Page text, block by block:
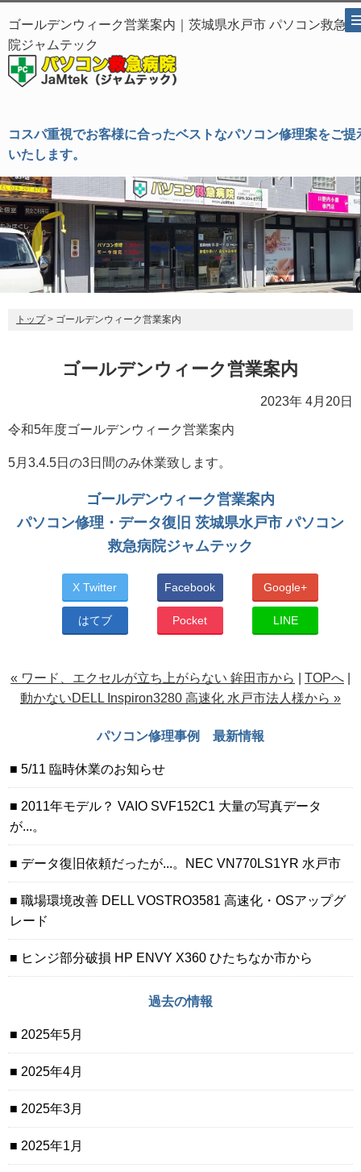
ゴールデンウィーク営業案内｜茨城県水戸市 パソコン救急病
院ジャムテック
コスパ重視でお客様に合ったベストなパソコン修理案をご提
いたします。
トップ> ゴールデンウィーク営業案内
ゴールデンウィーク営業案内
2023年 4月20日
令和5年度ゴールデンウィーク営業案内
5月3.4.5日の3日間のみ休業致します。
ゴールデンウィーク営業案内
パソコン修理・データ復旧 茨城県水戸市 パソコン
救急病院ジャムテック
X Twitter Facebook Google+
はてブ Pocket LINE
« ワード、エクセルが立ち上がらない 鉾田市から TOPへ
動かないDELL Inspiron3280 高速化 水戸市法人様から »
パソコン修理事例 最新情報
5/11 臨時休業のお知らせ
2011年モデル？ VAIO SVF152C1 大量の写真データ
が...。
データ復旧依頼だったが...。NEC VN770LS1YR 水戸市
職場環境改善 DELL VOSTRO3581 高速化・OSアップグ
レード
ヒンジ部分破損 HP ENVY X360 ひたちなか市から
過去の情報
2025年5月
2025年4月
2025年3月
2025年1月